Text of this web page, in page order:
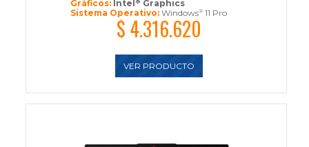
$ 4.316.620
VER PRODUCTO
Gráficos: Intel ® Graphics
Sistema Operativo: Windows®11 Pro